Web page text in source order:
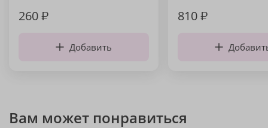
260₽
Добавить
810₽
Вам может понравиться